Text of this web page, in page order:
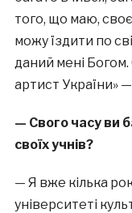
того, що маю,
можу їздити по
даний мені
артист України»
— Свого часу ви
своїх учнів?
— Я вже кілька
університеті